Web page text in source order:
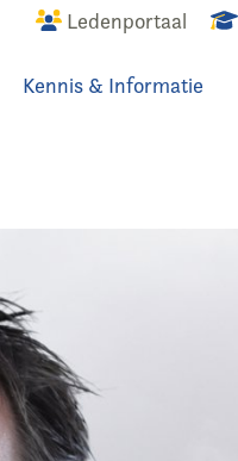
Ledenportaal
Kennis & Informatie